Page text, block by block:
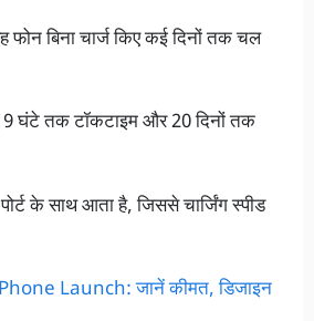
फोन बिना चार्ज किए कई दिनों तक चल
9 घंटे तक टॉकटाइम और 20 दिनों तक
के साथ आता है, जिससे चार्जिंग स्पीड